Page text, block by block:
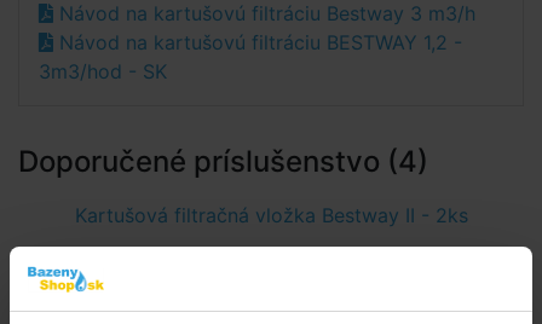
Návod na kartušovú filtráciu Bestway 3 m3/h
Návod na kartušovú filtráciu BESTWAY 1,2 -
3m3/hod - SK
Doporučené príslušenstvo (4)
Kartušová filtračná vložka Bestway II - 2ks